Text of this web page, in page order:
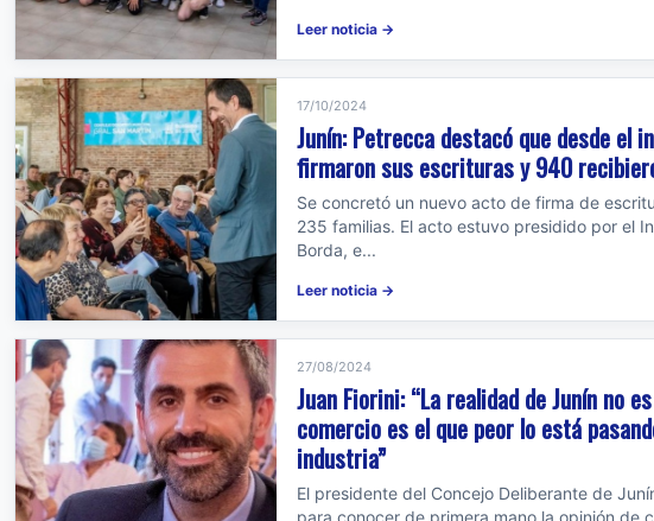
Leer noticia →
17/10/2024
Junín: Petrecca destacó que desde el
firmaron sus escrituras y 940
Se concretó un nuevo acto de firma de
235 familias. El acto estuvo presidido por el
Borda, e...
Leer noticia →
27/08/2024
Juan Fiorini: “La realidad de Junín no
comercio es el que peor lo está
industria”
El presidente del Concejo Deliberante de
para conocer de primera mano la opinión de